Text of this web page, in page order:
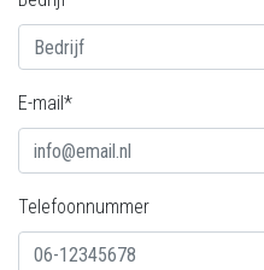
E-mail*
Telefoonnummer